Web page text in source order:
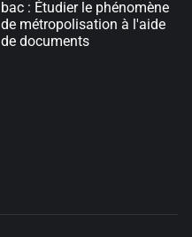
bac : Étudier le phénomène
de métropolisation à l'aide
de documents